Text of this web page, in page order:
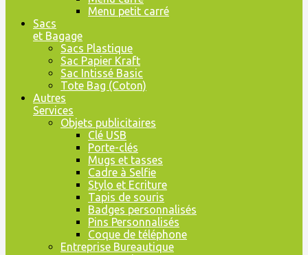
Menu petit carré
Sacs
et Bagage
Sacs Plastique
Sac Papier Kraft
Sac Intissé Basic
Tote Bag (Coton)
Autres
Services
Objets publicitaires
Clé USB
Porte-clés
Mugs et tasses
Cadre à Selfie
Stylo et Ecriture
Tapis de souris
Badges personnalisés
Pins Personnalisés
Coque de téléphone
Entreprise Bureautique